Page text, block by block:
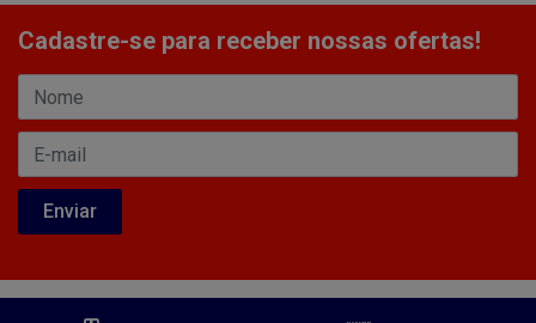
Cadastre-se para receber nossas ofertas!